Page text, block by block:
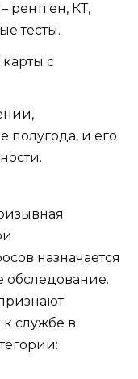
рентген, КТ,
тесты.
с
и его
назначается
обследование.
службе в